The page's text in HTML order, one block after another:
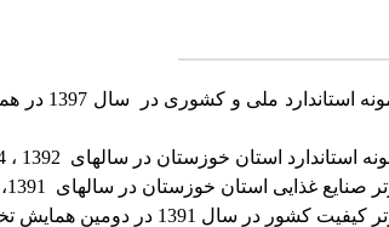
ــ کسب
در سالهای 1392 ، 1394 ، 1395 ، 1397 ، 1398 در همایش روز جهانی استاندارد .
در سالهای 1391، 1392 ، 1393 ، 1394 ، 1396 ، 1397 در همایش روز جهانی غذا و دارو .
ــ کسب عنوان واحد برتر